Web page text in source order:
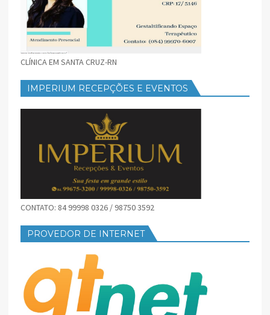
CLÍNICA EM SANTA CRUZ-RN
IMPERIUM RECEPÇÕES E EVENTOS
CONTATO: 84 99998 0326 / 98750 3592
PROVEDOR DE INTERNET